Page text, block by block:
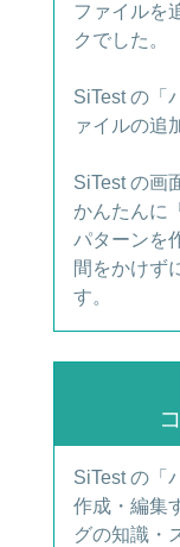
ファイルを
クでした。
SiTest の「
ァイルの追
SiTest の画
かんたんに
パターンを
間をかけず
す。
SiTest の「
作成・編集
グの知識・